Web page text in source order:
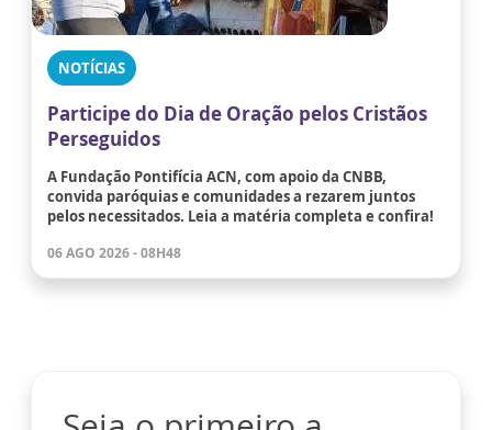
NOTÍCIAS
Participe do Dia de Oração pelos Cristãos
Perseguidos
A Fundação Pontifícia ACN, com apoio da CNBB,
convida paróquias e comunidades a rezarem juntos
pelos necessitados. Leia a matéria completa e confira!
06 AGO 2026 - 08H48